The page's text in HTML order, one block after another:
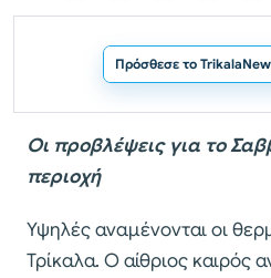
Πρόσθεσε το
Οι προβλέψεις για το
περιοχή
Υψηλές αναμένονται οι
Τρίκαλα. Ο αίθριος καιρός